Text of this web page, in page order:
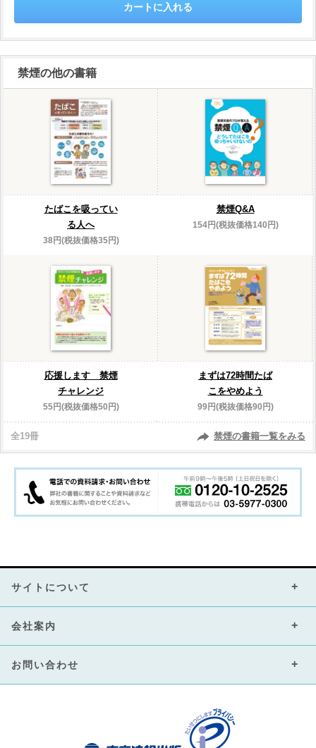
禁煙の他の書籍
たばこを吸ってい
る人へ
38円(税抜価格35円)
禁煙Q&A
154円(税抜価格140円)
応援します 禁煙
チャレンジ
55円(税抜価格50円)
まずは72時間たば
こをやめよう
99円(税抜価格90円)
全19冊 禁煙の書籍一覧をみる
サイトについて
会社案内
お問い合わせ